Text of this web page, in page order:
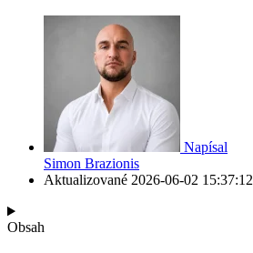
Napísal
Simon Brazionis
Aktualizované 2026-06-02 15:37:12
Obsah